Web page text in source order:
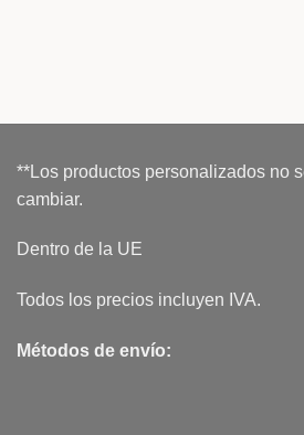
**Los productos personalizados no
cambiar.
Dentro de la UE
Todos los precios incluyen IVA.
Métodos de envío: